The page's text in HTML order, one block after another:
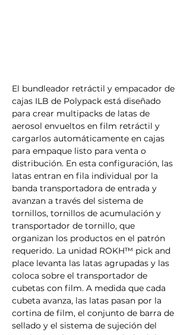
El bundleador retráctil y empacador de
cajas ILB de Polypack está diseñado
para crear multipacks de latas de
aerosol envueltos en film retráctil y
cargarlos automáticamente en cajas
para empaque listo para venta o
distribución. En esta configuración, las
latas entran en fila individual por la
banda transportadora de entrada y
avanzan a través del sistema de
tornillos, tornillos de acumulación y
transportador de tornillo, que
organizan los productos en el patrón
requerido. La unidad ROKH™ pick and
place levanta las latas agrupadas y las
coloca sobre el transportador de
cubetas con film. A medida que cada
cubeta avanza, las latas pasan por la
cortina de film, el conjunto de barra de
sellado y el sistema de sujeción del